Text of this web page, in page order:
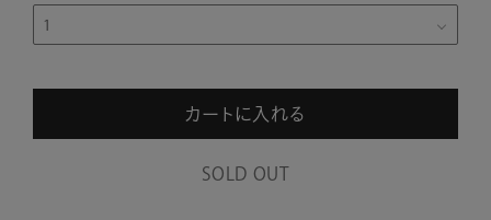
カートに入れる
SOLD OUT